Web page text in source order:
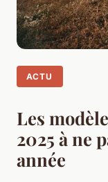
ACTU
Les
2025 à ne
année